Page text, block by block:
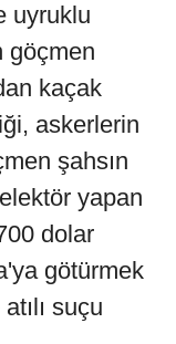
uyruklu
göçmen
kaçak
askerlerin
şahsın
yapan
dolar
götürmek
suçu